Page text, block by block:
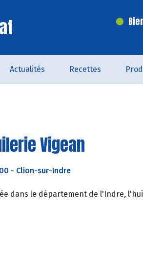
Actualités Recettes
Vigean
- Clion-sur-Indre
dans le département de l'Indre,